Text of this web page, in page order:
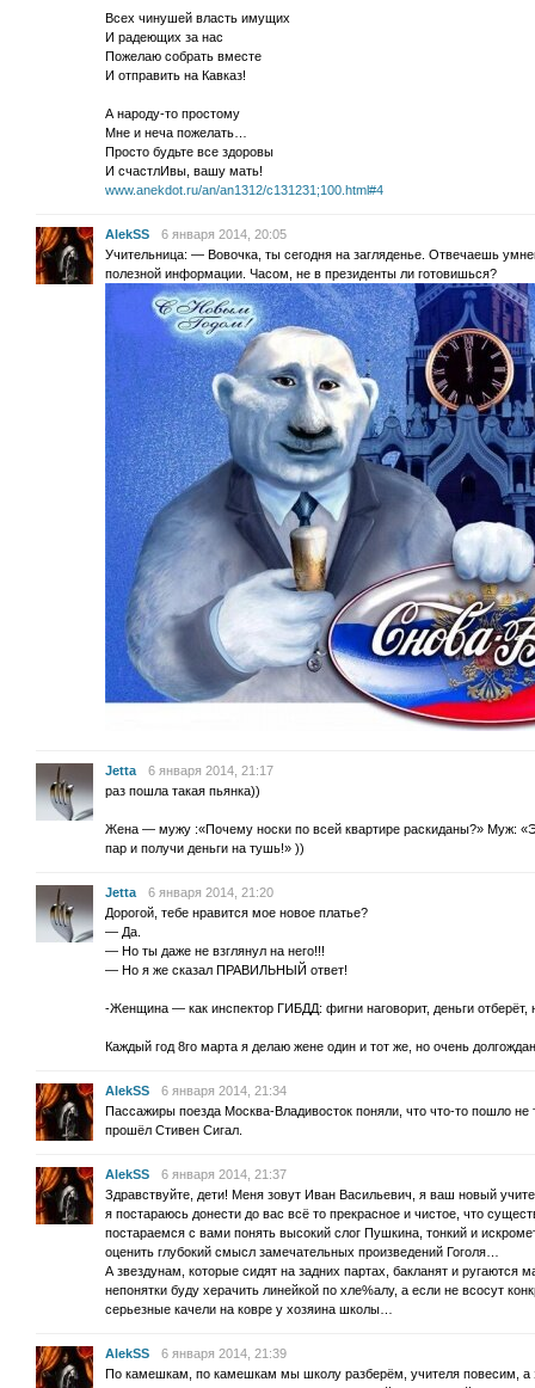
Всех чинушей власть имущих
И радеющих за нас
Пожелаю собрать вместе
И отправить на Кавказ!
А народу-то простому
Мне и неча пожелать…
Просто будьте все здоровы
И счастлИвы, вашу мать!
www.anekdot.ru/an/an1312/c131231;100.html#4
AlekSS
6 января 2014, 20:05
Учительница: — Вовочка, ты сегодня на загляденье. Отвечаешь
полезной информации. Часом, не в президенты ли готовишься?
Jetta
6 января 2014, 21:17
раз пошла такая пьянка))
Жена — мужу :«Почему носки по всей квартире раскиданы?» Муж:
пар и получи деньги на тушь!» ))
Jetta
6 января 2014, 21:20
Дорогой, тебе нравится мое новое платье?
— Да.
— Но ты даже не взглянул на него!!!
— Но я же сказал ПРАВИЛЬНЫЙ ответ!
-Женщина — как инспектор ГИБДД: фигни наговорит, деньги отберёт,
Каждый год 8го марта я делаю жене один и тот же, но очень
AlekSS
6 января 2014, 21:34
Пассажиры поезда Москва-Владивосток поняли, что что-то пошло не
прошёл Стивен Сигал.
AlekSS
6 января 2014, 21:37
Здравствуйте, дети! Меня зовут Иван Васильевич, я ваш новый
я постараюсь донести до вас всё то прекрасное и чистое, что
постараемся с вами понять высокий слог Пушкина, тонкий и
оценить глубокий смысл замечательных произведений Гоголя…
А звездунам, которые сидят на задних партах, бакланят и ругаются
непонятки буду херачить линейкой по хле%алу, а если не всосут
серьезные качели на ковре у хозяина школы…
AlekSS
6 января 2014, 21:39
По камешкам, по камешкам мы школу разберём, учителя повесим, а